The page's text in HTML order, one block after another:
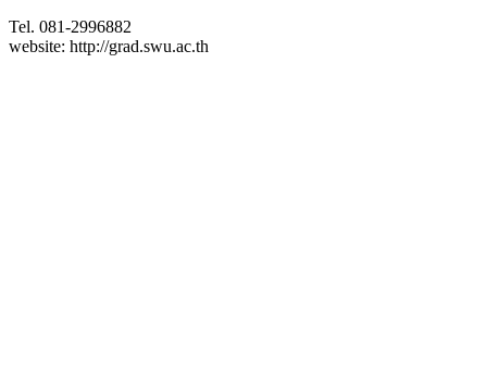
Tel. 081-2996882
website: http://grad.swu.ac.th